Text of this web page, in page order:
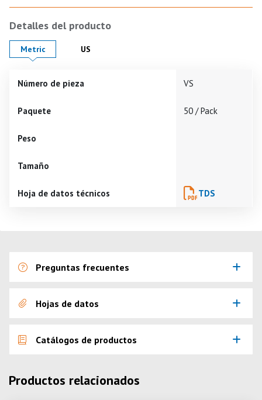
Detalles del producto
Product Details in
Metric Product Details in
US
Número de pieza VS
Paquete 50 / Pack
Peso
Tamaño
Hoja de datos técnicos TDS
Preguntas frecuentes
Hojas de datos
Catálogos de productos
Productos relacionados